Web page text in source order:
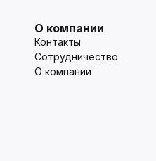
О компании
Контакты
Сотрудничество
О компании